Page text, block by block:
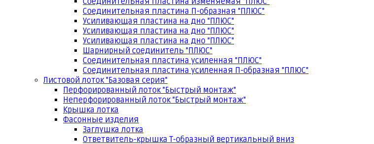
Соединительная пластина П-образная "ПЛЮС"
Усиливающая пластина на дно "ПЛЮС"
Усиливающая пластина на дно "ПЛЮС"
Усиливающая пластина на дно "ПЛЮС"
Шарнирный соединитель "ПЛЮС"
Соединительная пластина усиленная "ПЛЮС"
Соединительная пластина усиленная П-образная "ПЛЮС"
Листовой лоток "Базовая серия"
Перфорированный лоток "Быстрый монтаж"
Неперфорированный лоток "Быстрый монтаж"
Крышка лотка
Фасонные изделия
Заглушка лотка
Ответвитель-крышка Т-образный вертикальный вниз